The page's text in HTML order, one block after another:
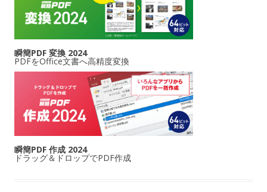
瞬簡PDF 変換 2024
PDFをOffice文書へ高精度変換
瞬簡PDF 作成 2024
ドラッグ＆ドロップでPDF作成